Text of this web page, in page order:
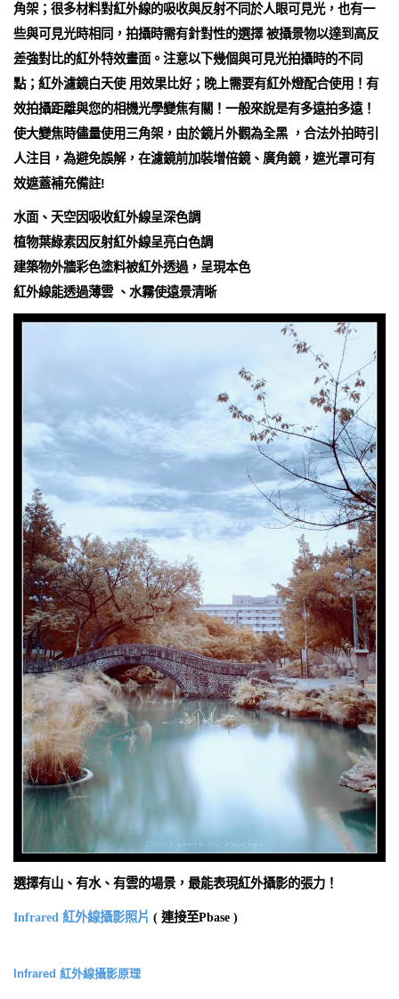
角架；很多材料對紅外線的吸收與反射不同於人眼可見光，也有一
些與可見光時相同，拍攝時需有針對性的選擇 被攝景物以達到高反
差強對比的紅外特效畫面。注意以下幾個與可見光拍攝時的不同
點；紅外濾鏡白天使 用效果比好；晚上需要有紅外燈配合使用！有
效拍攝距離與您的相機光學變焦有關！一般來說是有多遠拍多遠！
使大變焦時儘量使用三角架，由於鏡片外觀為全黑 ，合法外拍時引
人注目，為避免誤解，在濾鏡前加裝增倍鏡、廣角鏡，遮光罩可有
效遮蓋補充備註!
水面、天空因吸收紅外線呈深色調
植物葉綠素因反射紅外線呈亮白色調
建築物外牆彩色塗料被紅外透過，呈現本色
紅外線能透過薄雲 、水霧使遠景清晰
選擇有山、有水、有雲的場景，最能表現紅外攝影的張力！
Infrared 紅外線攝影照片 ( 連接至Pbase )
Infrared 紅外線攝影原理